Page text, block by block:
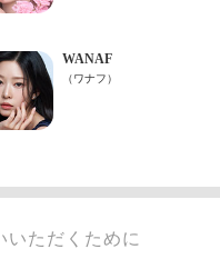
いただくために